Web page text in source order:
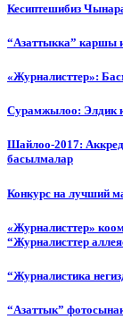
Кесиптешибиз
“Азаттыкка” каршы
«Журналисттер»:
Сурамжылоо: Элдик
Шайлоо-2017:
басылмалар
Конкурс на лучший
«Журналисттер»
“Журналисттер
“Журналистика
“Азаттык”